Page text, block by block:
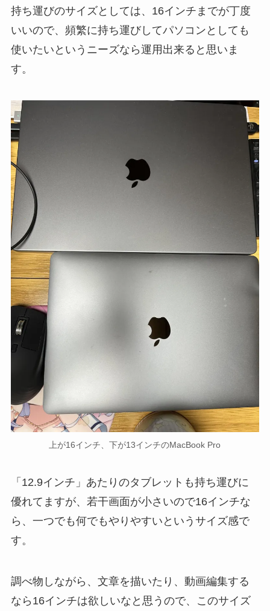
持ち運びのサイズとしては、16インチまでが丁度
いいので、頻繁に持ち運びしてパソコンとしても
使いたいというニーズなら運用出来ると思いま
す。
上が16インチ、下が13インチのMacBook Pro
「12.9インチ」あたりのタブレットも持ち運びに
優れてますが、若干画面が小さいので16インチな
ら、一つでも何でもやりやすいというサイズ感で
す。
調べ物しながら、文章を描いたり、動画編集する
なら16インチは欲しいなと思うので、このサイズ